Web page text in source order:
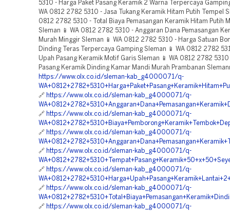
https://www.olx.co.id/sleman-kab_g4000071/q-
🔗 https://www.olx.co.id/sleman-kab_g4000071/q-
🔗 https://www.olx.co.id/sleman-kab_g4000071/q-
🔗 https://www.olx.co.id/sleman-kab_g4000071/q-
🔗 https://www.olx.co.id/sleman-kab_g4000071/q-
🔗 https://www.olx.co.id/sleman-kab_g4000071/q-
🔗 https://www.olx.co.id/sleman-kab_g4000071/q-
🔗 https://www.olx.co.id/sleman-kab_g4000071/q-